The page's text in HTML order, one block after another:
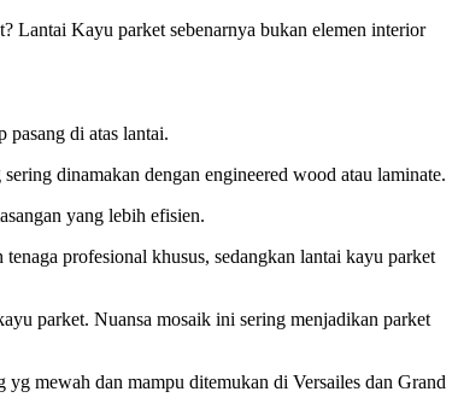
Lantai Kayu parket sebenarnya bukan elemen interior
di atas lantai.
dinamakan dengan engineered wood atau laminate.
yang lebih efisien.
profesional khusus, sedangkan lantai kayu parket
parket. Nuansa mosaik ini sering menjadikan parket
mewah dan mampu ditemukan di Versailes dan Grand